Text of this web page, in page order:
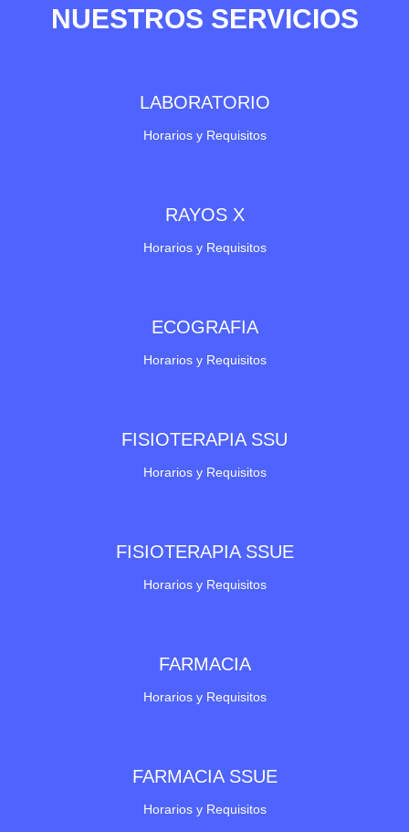
NUESTROS SERVICIOS
LABORATORIO
Horarios y Requisitos
RAYOS X
Horarios y Requisitos
ECOGRAFIA
Horarios y Requisitos
FISIOTERAPIA SSU
Horarios y Requisitos
FISIOTERAPIA SSUE
Horarios y Requisitos
FARMACIA
Horarios y Requisitos
FARMACIA SSUE
Horarios y Requisitos